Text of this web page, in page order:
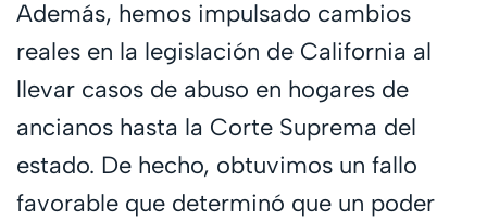
Además, hemos impulsado cambios
reales en la legislación de California al
llevar casos de abuso en hogares de
ancianos hasta la Corte Suprema del
estado. De hecho, obtuvimos un fallo
favorable que determinó que un poder